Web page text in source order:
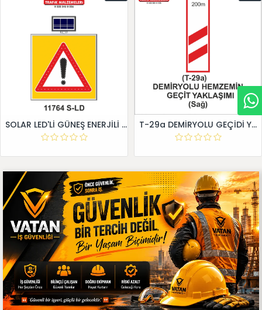
SOLAR LED'Lİ GÜNEŞ ENERJİLİ LEVHA T-29a DEMİRYOLU GEÇİDİ YAKLAŞIM LEVHALARI (Sağ)